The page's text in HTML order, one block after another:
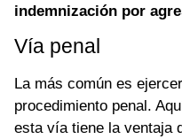
indemnización por
Vía penal
La más común es
procedimiento penal.
esta vía tiene la ventaja